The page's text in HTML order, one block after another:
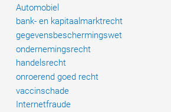
Automobiel
bank- en kapitaalmarktrecht
gegevensbeschermingswet
ondernemingsrecht
handelsrecht
onroerend goed recht
vaccinschade
Internetfraude